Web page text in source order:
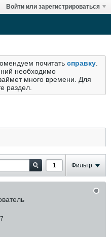
Войти или зарегистрироваться
почитать справку
необходимо
много времени. Для
раздел.
Фильтр